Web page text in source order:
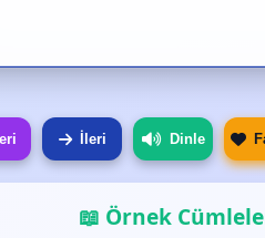
İleri Dinle
📖 Örnek